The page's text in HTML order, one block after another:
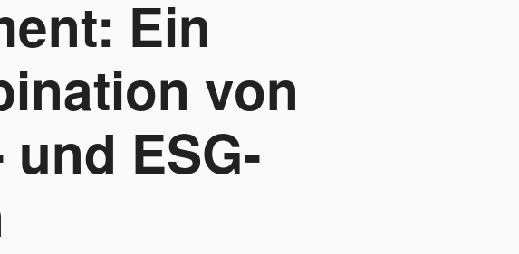
Ein
von
ESG-